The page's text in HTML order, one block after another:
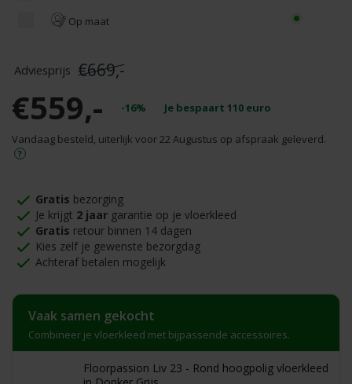
Op maat
€669,-
€559,- -16% Je bespaart 110 euro
Vandaag besteld, uiterlijk voor 22 Augustus op afspraak geleverd.
Gratis bezorging
Je krijgt 2 jaar garantie op je vloerkleed
Gratis retour binnen 14 dagen
Kies zelf je gewenste bezorgdag
Achteraf betalen mogelijk
Vaak samen gekocht
Combineer je vloerkleed met bijpassende accessoires.
Floorpassion Liv 23 - Rond hoogpolig vloerkleed